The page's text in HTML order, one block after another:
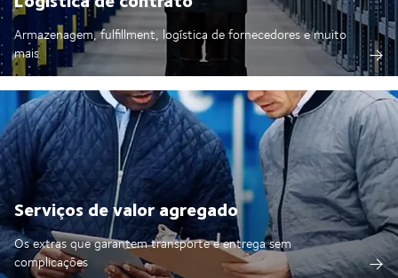
Armazenagem, fulfillment, logística de fornecedores e muito
mais
Serviços de valor agregado
Os extras que garantem transporte e entrega sem
complicações